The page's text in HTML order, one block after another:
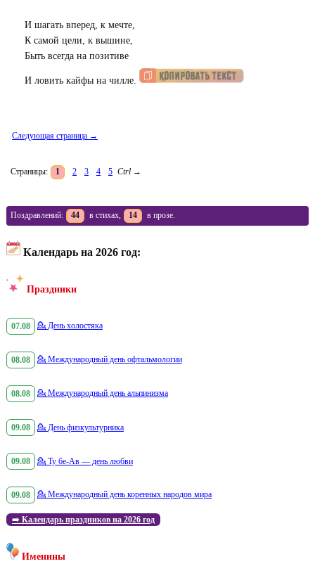
И шагать вперед, к мечте,
К самой цели, к вышине,
Быть всегда на позитиве
И ловить кайфы на чилле.
Следующая страница →
Страницы: 1 2 3 4 5 Ctrl →
Поздравлений: 44 в стихах, 14 в прозе.
Календарь на 2026 год:
Праздники
07.08 💁 День холостяка
08.08 💁 Международный день офтальмологии
08.08 💁 Международный день альпинизма
09.08 💁 День физкультурника
09.08 💁 Ту бе-Ав — день любви
09.08 💁 Международный день коренных народов мира
➡️ Календарь праздников на 2026 год
Именины